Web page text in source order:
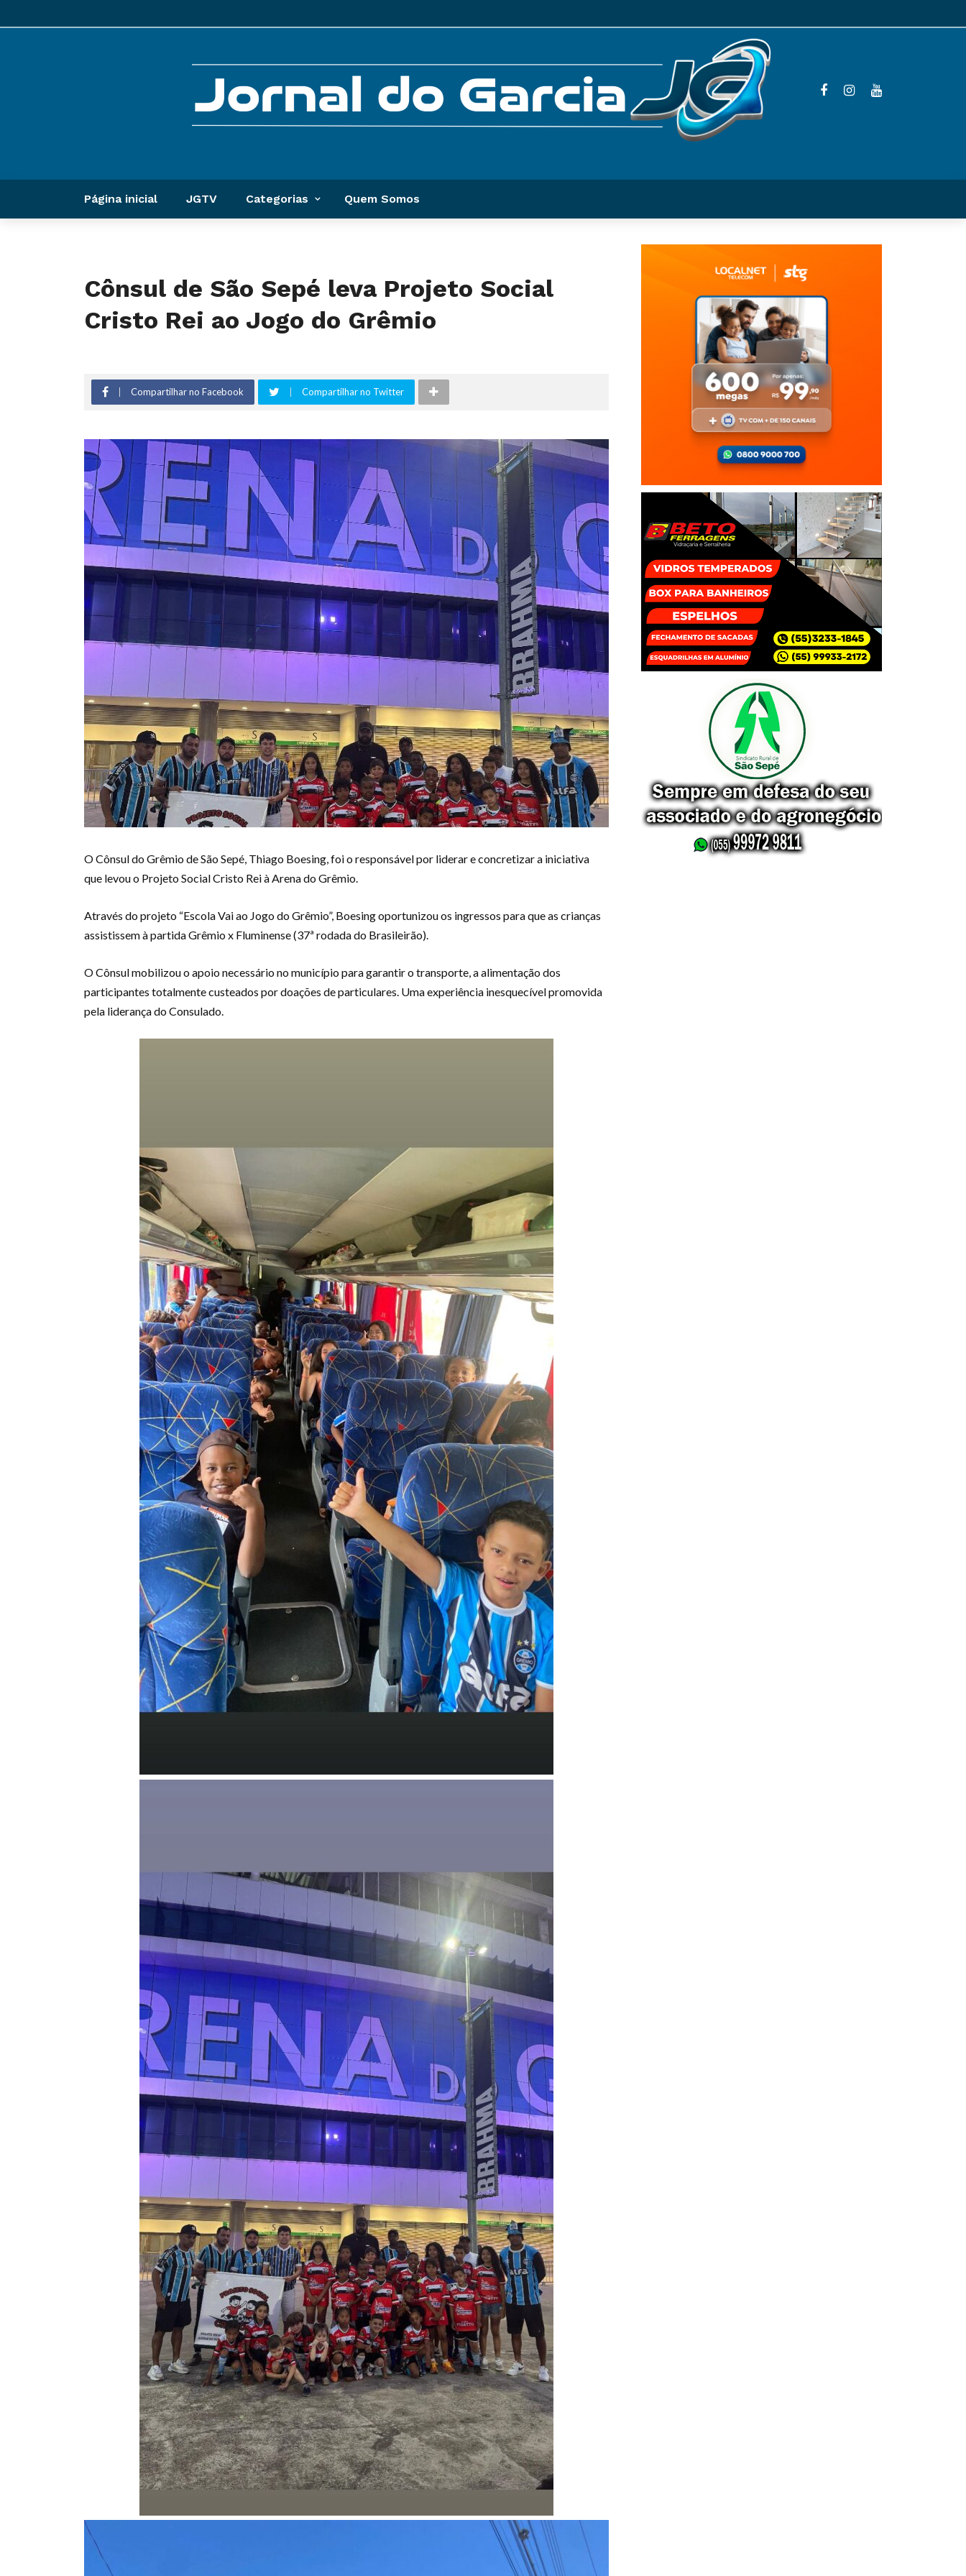
Página inicial JGTV Categorias Quem Somos
Cônsul de São Sepé leva Projeto Social
Cristo Rei ao Jogo do Grêmio
Compartilhar no Facebook Compartilhar no Twitter
O Cônsul do Grêmio de São Sepé, Thiago Boesing, foi o responsável por liderar e concretizar a iniciativa
que levou o Projeto Social Cristo Rei à Arena do Grêmio.
Através do projeto “Escola Vai ao Jogo do Grêmio”, Boesing oportunizou os ingressos para que as crianças
assistissem à partida Grêmio x Fluminense (37ª rodada do Brasileirão).
O Cônsul mobilizou o apoio necessário no município para garantir o transporte, a alimentação dos
participantes totalmente custeados por doações de particulares. Uma experiência inesquecível promovida
pela liderança do Consulado.